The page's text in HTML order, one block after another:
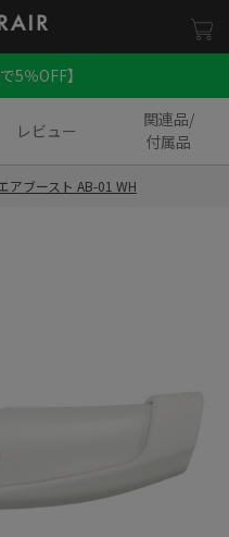
5％OFF】
レビュー
関連品/
付属品
アブースト AB-01 WH